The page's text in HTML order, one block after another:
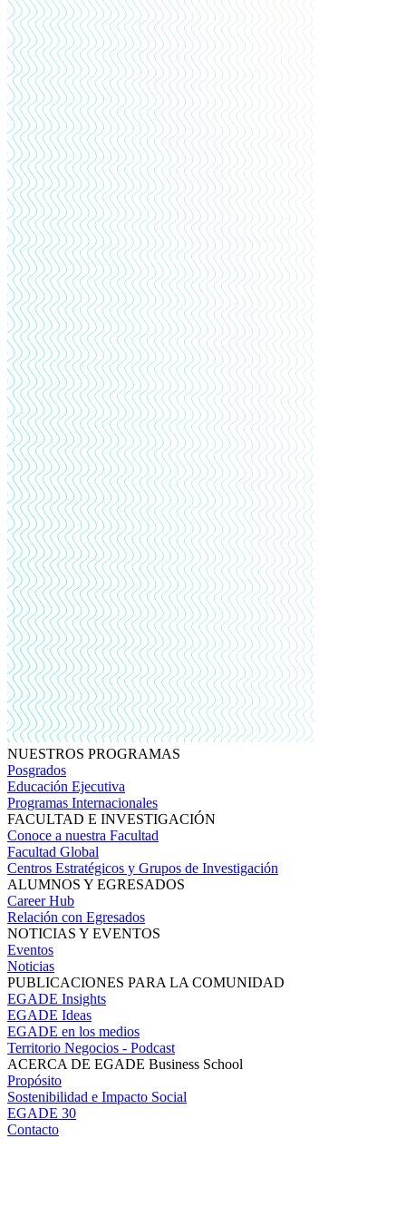
NUESTROS PROGRAMAS
Posgrados
Educación Ejecutiva
Programas Internacionales
FACULTAD E INVESTIGACIÓN
Conoce a nuestra Facultad
Facultad Global
Centros Estratégicos y Grupos de Investigación
ALUMNOS Y EGRESADOS
Career Hub
Relación con Egresados
NOTICIAS Y EVENTOS
Eventos
Noticias
PUBLICACIONES PARA LA COMUNIDAD
EGADE Insights
EGADE Ideas
EGADE en los medios
Territorio Negocios - Podcast
ACERCA DE EGADE Business School
Propósito
Sostenibilidad e Impacto Social
EGADE 30
Contacto